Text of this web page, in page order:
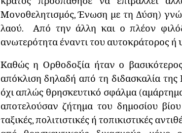
Μονοθελητισμός, Ένωση με τη Δύση)
λαού. Από την άλλη και ο πλέον
ανωτερότητα έναντι του αυτοκράτορος ή
Καθώς η Ορθοδοξία ήταν ο
απόκλιση δηλαδή από τη διδασκαλία
όχι απλώς θρησκευτικό σφάλμα
αποτελούσαν ζήτημα του δημοσίου
ταξικές, πολιτιστικές ή τοπικιστικές